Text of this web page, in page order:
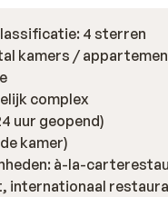
4 sterren
kamers /
complex
uur geopend)
kamer)
à-la-
internationaal